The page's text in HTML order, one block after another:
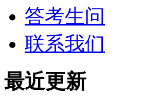
答考生问
联系我们
最近更新